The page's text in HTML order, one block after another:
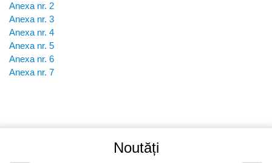
Anexa nr. 2
Anexa nr. 3
Anexa nr. 4
Anexa nr. 5
Anexa nr. 6
Anexa nr. 7
Noutăți